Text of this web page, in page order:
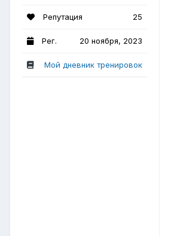
Репутация 25
Рег. 20 ноября, 2023
Мой дневник тренировок